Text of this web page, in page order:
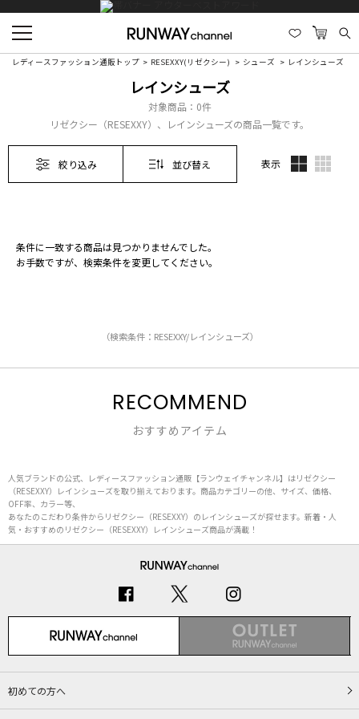
レディースファッション通販トップ RESEXXY(リゼクシー) シューズ レインシューズ
レインシューズ
対象商品： 0件
リゼクシー（RESEXXY）、レインシューズの商品一覧です。
絞り込み 並び替え 表示
条件に一致する商品は見つかりませんでした。
お手数ですが、検索条件を変更してください。
（検索条件：RESEXXY/レインシューズ）
RECOMMEND
おすすめアイテム
人気ブランドの公式、レディースファッション通販【ランウェイチャンネル】はリゼクシー
（RESEXXY）レインシューズを取り揃えております。商品カテゴリーの他、サイズ、価格、
OFF率、カラー等、
あなたのこだわり条件からリゼクシー（RESEXXY）のレインシューズが探せます。新着・人
気・おすすめのリゼクシー（RESEXXY）レインシューズ商品が満載！
初めての方へ